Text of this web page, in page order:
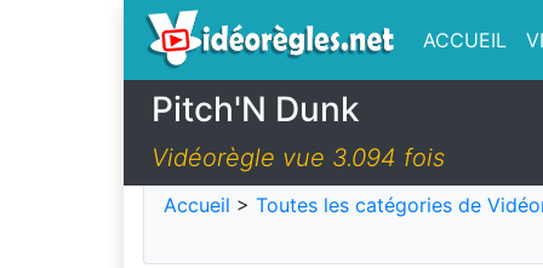
ACCUEIL
Pitch'N Dunk
Vidéorègle vue 3.094 fois
Accueil > Toutes les catégories de